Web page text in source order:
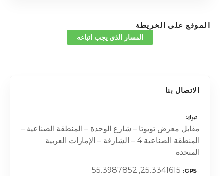
الموقع على الخريطة
المسار الذي يجب اتباعه
الاتصال بنا
تبوك
مقابل معرض تويوتا – شارع الوحدة – المنطقة الصناعية –
المنطقة الصناعية 4 – الشارقة – الإمارات العربية
المتحدة
GPS
25.3341615, 55.3987852